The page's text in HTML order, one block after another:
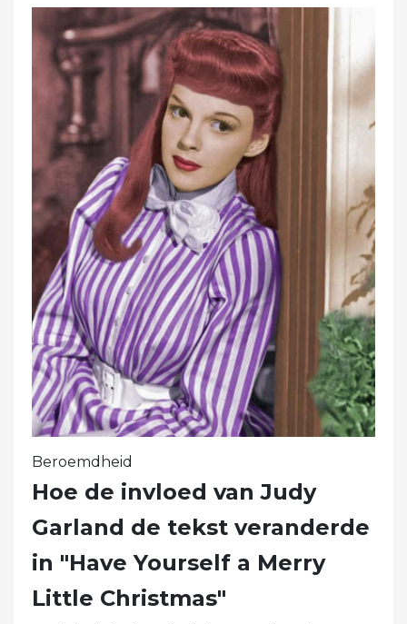
Beroemdheid
Hoe de invloed van Judy
Garland de tekst veranderde
in "Have Yourself a Merry
Little Christmas"